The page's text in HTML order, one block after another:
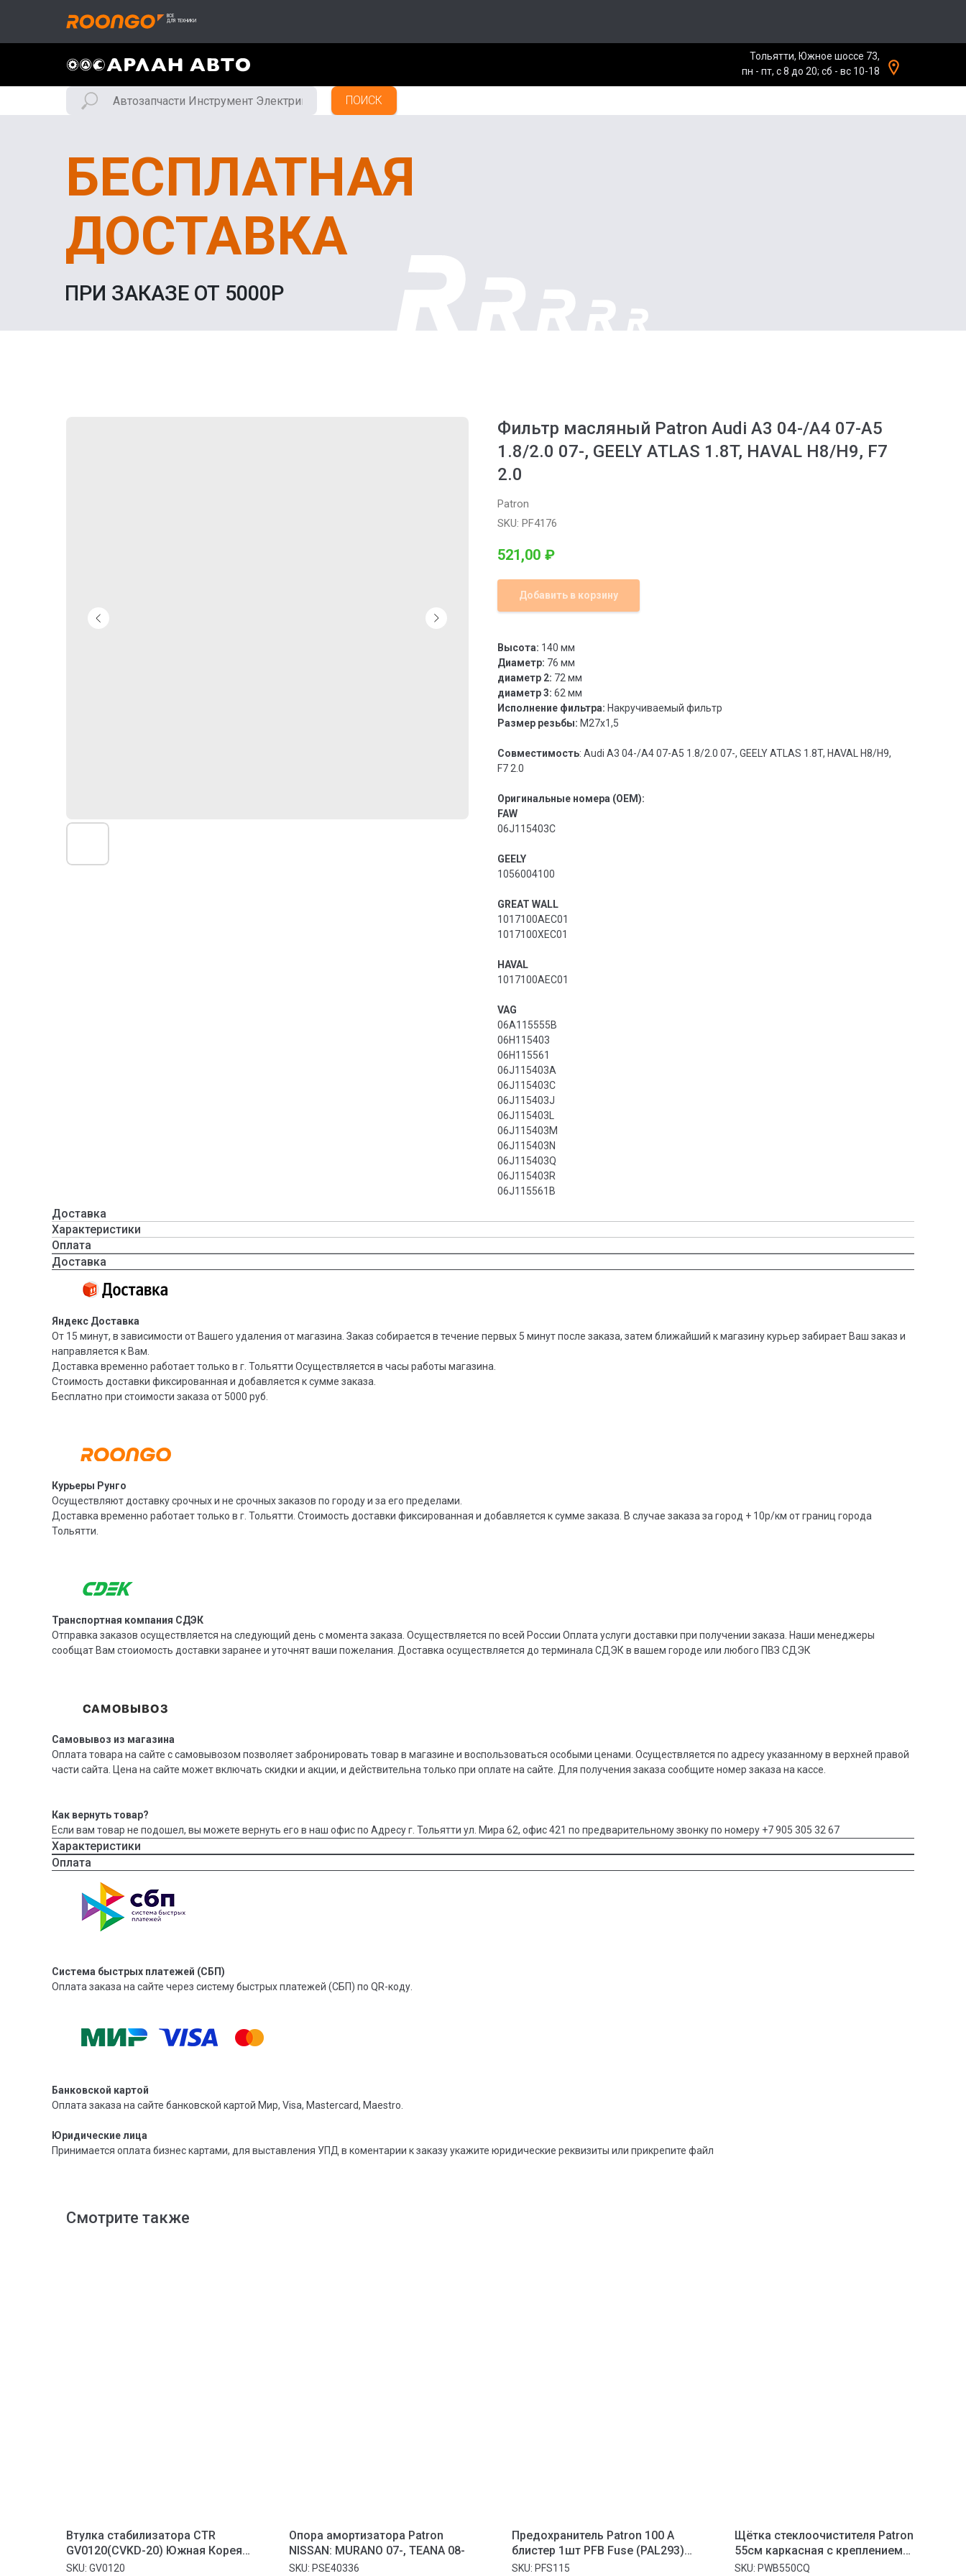
Тольятти, Южное шоссе 73,
пн - пт, с 8 до 20; сб - вс 10-18
ПОИСК
БЕСПЛАТНАЯ
ДОСТАВКА
ПРИ ЗАКАЗЕ ОТ 5000Р
Фильтр масляный Patron Audi A3 04-/A4 07-A5
1.8/2.0 07-, GEELY ATLAS 1.8T, HAVAL H8/H9, F7
2.0
Patron
SKU: PF4176
521,00 ₽
Добавить в корзину
Высота: 140 мм
Диаметр: 76 мм
диаметр 2: 72 мм
диаметр 3: 62 мм
Исполнение фильтра: Накручиваемый фильтр
Размер резьбы: M27x1,5
Совместимость: Audi A3 04-/A4 07-A5 1.8/2.0 07-, GEELY ATLAS 1.8T, HAVAL H8/H9,
F7 2.0
Оригинальные номера (OEM):
FAW
06J115403C
GEELY
1056004100
GREAT WALL
1017100AEC01
1017100XEC01
HAVAL
1017100AEC01
VAG
06A115555B
06H115403
06H115561
06J115403A
06J115403C
06J115403J
06J115403L
06J115403M
06J115403N
06J115403Q
06J115403R
06J115561B
Доставка
Характеристики
Оплата
Доставка
Яндекс Доставка
От 15 минут, в зависимости от Вашего удаления от магазина. Заказ собирается в течение первых 5 минут после заказа, затем ближайший к магазину курьер забирает Ваш заказ и
направляется к Вам.
Доставка временно работает только в г. Тольятти Осуществляется в часы работы магазина.
Стоимость доставки фиксированная и добавляется к сумме заказа.
Бесплатно при стоимости заказа от 5000 руб.
Курьеры Рунго
Осуществляют доставку срочных и не срочных заказов по городу и за его пределами.
Доставка временно работает только в г. Тольятти. Стоимость доставки фиксированная и добавляется к сумме заказа. В случае заказа за город + 10р/км от границ города
Тольятти.
Транспортная компания СДЭК
Отправка заказов осуществляется на следующий день с момента заказа. Осуществляется по всей России Оплата услуги доставки при получении заказа. Наши менеджеры
сообщат Вам стоиомость доставки заранее и уточнят ваши пожелания. Доставка осуществляется до терминала СДЭК в вашем городе или любого ПВЗ СДЭК
Самовывоз из магазина
Оплата товара на сайте с самовывозом позволяет забронировать товар в магазине и воспользоваться особыми ценами. Осуществляется по адресу указанному в верхней правой
части сайта. Цена на сайте может включать скидки и акции, и действительна только при оплате на сайте. Для получения заказа сообщите номер заказа на кассе.
Как вернуть товар?
Если вам товар не подошел, вы можете вернуть его в наш офис по Адресу г. Тольятти ул. Мира 62, офис 421 по предварительному звонку по номеру +7 905 305 32 67
Характеристики
Оплата
Система быстрых платежей (СБП)
Оплата заказа на сайте через систему быстрых платежей (СБП) по QR-коду.
Банковской картой
Оплата заказа на сайте банковской картой Мир, Visa, Mastercard, Maestro.
Юридические лица
Принимается оплата бизнес картами, для выставления УПД в коментарии к заказу укажите юридические реквизиты или прикрепите файл
Смотрите также
Втулка стабилизатора CTR
GV0120(CVKD-20) Южная Корея
Оригинал Передняя DAEWOO NEXIA
SKU: GV0120
Опора амортизатора Patron
NISSAN: MURANO 07-, TEANA 08-
SKU: PSE40336
Предохранитель Patron 100 А
блистер 1шт PFB Fuse (PAL293)
100A синий 30x15.5x12.5mm
SKU: PFS115
Щётка стеклоочистителя Patron
55см каркасная с креплением
только под крюк
SKU: PWB550CQ